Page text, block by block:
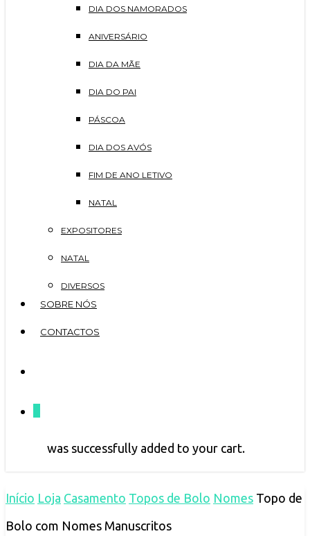
DIA DOS NAMORADOS
ANIVERSÁRIO
DIA DA MÃE
DIA DO PAI
PÁSCOA
DIA DOS AVÓS
FIM DE ANO LETIVO
NATAL
EXPOSITORES
NATAL
DIVERSOS
SOBRE NÓS
CONTACTOS
was successfully added to your cart.
Início Loja Casamento Topos de Bolo Nomes Topo de
Bolo com Nomes Manuscritos